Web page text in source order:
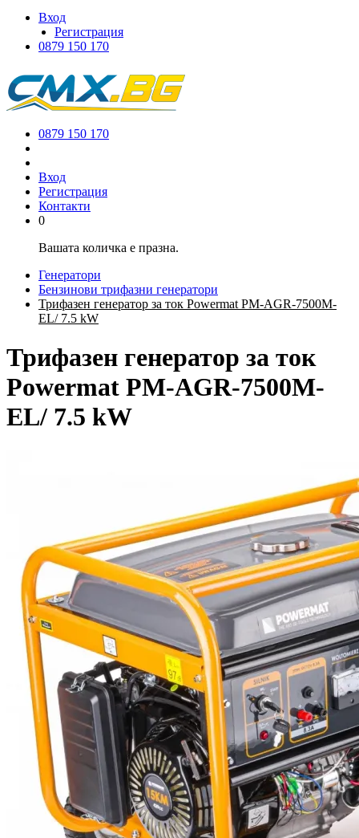
Вход
Регистрация
0879 150 170
0879 150 170
Вход
Регистрация
Контакти
0
Вашата количка е празна.
Генератори
Бензинови трифазни генератори
Трифазен генератор за ток Powermat PM-AGR-7500M-
EL/ 7.5 kW
Трифазен генератор за ток
Powermat PM-AGR-7500M-
EL/ 7.5 kW